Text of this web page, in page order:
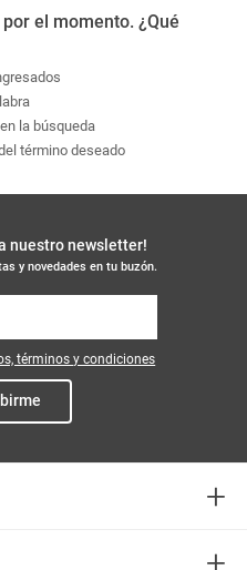
el momento. ¿Qué
la búsqueda
término deseado
nuestro newsletter!
y novedades en tu buzón.
términos y condiciones
+